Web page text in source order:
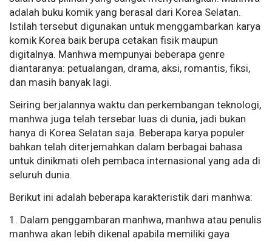
adalah buku komik yang berasal dari Korea Selatan.
Istilah tersebut digunakan untuk menggambarkan karya
komik Korea baik berupa cetakan fisik maupun
digitalnya. Manhwa mempunyai beberapa genre
diantaranya: petualangan, drama, aksi, romantis, fiksi,
dan masih banyak lagi.
Seiring berjalannya waktu dan perkembangan teknologi,
manhwa juga telah tersebar luas di dunia, jadi bukan
hanya di Korea Selatan saja. Beberapa karya populer
bahkan telah diterjemahkan dalam berbagai bahasa
untuk dinikmati oleh pembaca internasional yang ada di
seluruh dunia.
Berikut ini adalah beberapa karakteristik dari manhwa:
1. Dalam penggambaran manhwa, manhwa atau penulis
manhwa akan lebih dikenal apabila memiliki gaya